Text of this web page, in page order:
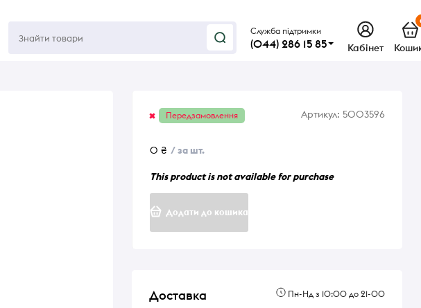
Служба підтримки
(044) 286 15 85 Кабінет
Передзамовлення Артикул: 5003596
0 ₴ / за шт.
This product is not available for purchase
Додати до кошика
Доставка Пн-Нд з 10:00 до 21-00